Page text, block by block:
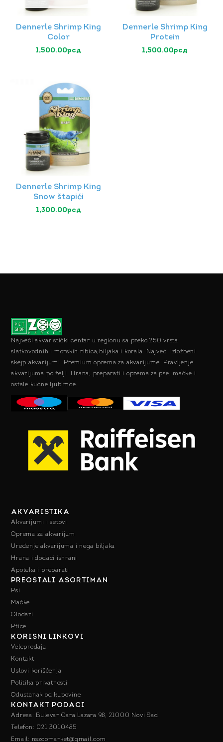
Dennerle Shrimp King
Color
1,500.00рсд
Dennerle Shrimp King
Protein
1,500.00рсд
Dennerle Shrimp King
Snow štapići
1,300.00рсд
Najveći akvaristički centar u regionu sa preko 250 vrsta
slatkovodnih i morskih ribica,biljaka i korala. Najveći izložbeni
skejp akvarijumi. Premium oprema za akvarijume. Pravljenje
akvarijuma po želji. Hrana, preparati i oprema za pse, mačke i
ostale kućne ljubimce.
AKVARISTIKA
Akvarijumi i setovi
Oprema za akvarijum
Uređenje akvarijuma i nega biljaka
Hrana i dodaci ishrani
Apoteka i preparati
PREOSTALI ASORTIMAN
Psi
Mačke
Glodari
Ptice
KORISNI LINKOVI
Veleprodaja
Kontakt
Uslovi korišćenja
Politika privatnosti
Odustanak od kupovine
KONTAKT PODACI
Adresa: Bulevar Cara Lazara 98, 21000 Novi Sad
Telefon: 021 3010485
Email: nszoomarket@gmail.com